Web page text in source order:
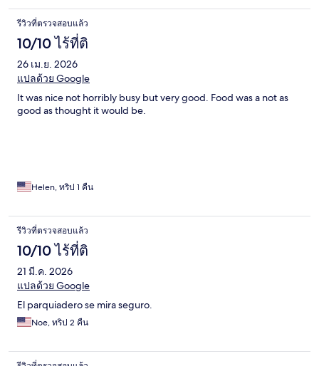
รีวิวที่ตรวจสอบแล้ว
10/10 ไร้ที่ติ
26 เม.ย. 2026
แปลด้วย Google
It was nice not horribly busy but very good. Food was a not as
good as thought it would be.
Helen, ทริป 1 คืน
รีวิวที่ตรวจสอบแล้ว
10/10 ไร้ที่ติ
21 มี.ค. 2026
แปลด้วย Google
El parquiadero se mira seguro.
Noe, ทริป 2 คืน